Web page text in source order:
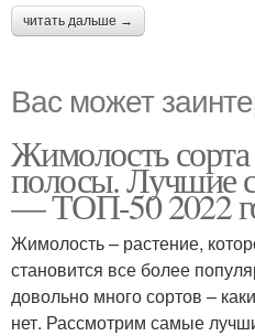
читать дальше →
Вас может
Жимолость сорта
полосы. Лучшие
— ТОП-50 2022
Жимолость – растение,
становится все более
довольно много сортов –
нет. Рассмотрим самые